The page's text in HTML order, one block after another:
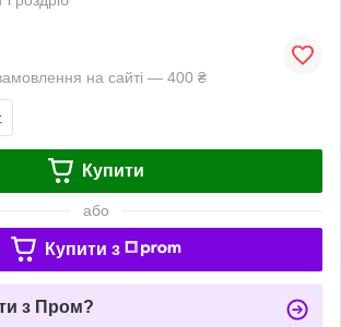
на сайті — 400 ₴
Купити
або
Купити з
з Пром?